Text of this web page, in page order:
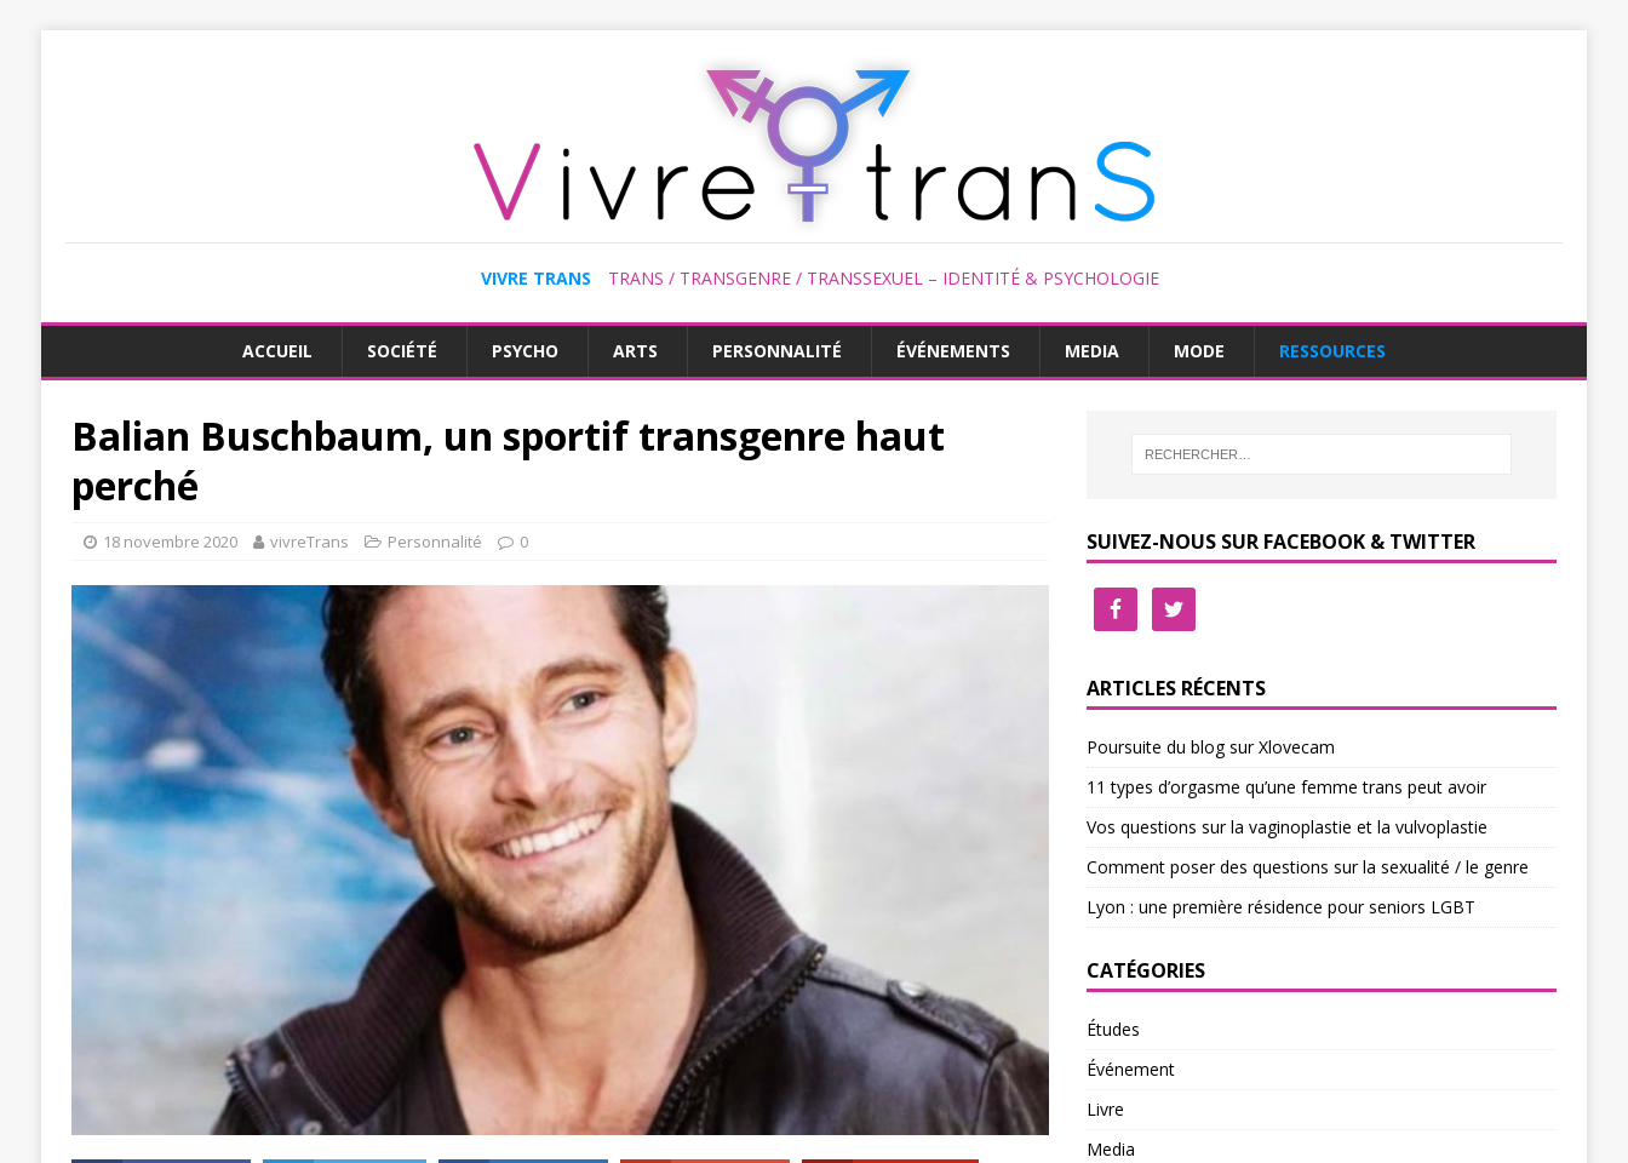
VIVRE TRANS TRANS / TRANSGENRE / TRANSSEXUEL – IDENTITÉ & PSYCHOLOGIE
ACCUEIL SOCIÉTÉ PSYCHO ARTS PERSONNALITÉ ÉVÉNEMENTS MEDIA MODE RESSOURCES
Balian Buschbaum, un sportif transgenre haut
perché
18 novembre 2020 vivreTrans Personnalité 0 SUIVEZ-NOUS SUR FACEBOOK & TWITTER
ARTICLES RÉCENTS
Poursuite du blog sur Xlovecam
11 types d’orgasme qu’une femme trans peut avoir
Vos questions sur la vaginoplastie et la vulvoplastie
Comment poser des questions sur la sexualité / le genre
Lyon : une première résidence pour seniors LGBT
CATÉGORIES
Études
Événement
Livre
Media